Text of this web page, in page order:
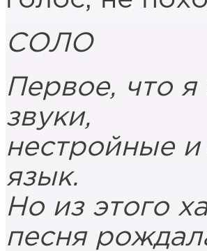
СОЛО
Первое, что
звуки,
нестройные
язык.
Но из этого
песня